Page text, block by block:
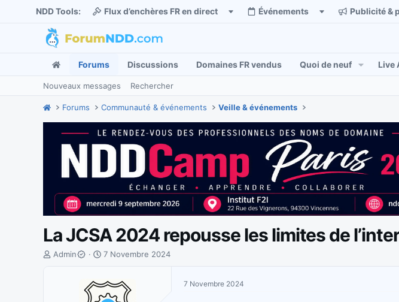
NDD Tools: Flux d’enchères FR en direct Événements Publicité &
Forums Discussions Domaines FR vendus Quoi de neuf Live
Nouveaux messages Rechercher
Forums Communauté & événements Veille & événements
La JCSA 2024 repousse les limites de
IAdmin
D
e
7 Novembre 2024
7 Novembre 2024